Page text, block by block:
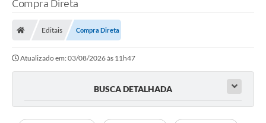
Carta de Serviços
Vagas PAT
Perguntas e Respostas Frequentes
Compra Direta
Editais Compra Direta
Atualizado em: 03/08/2026 às 11h47
BUSCA DETALHADA